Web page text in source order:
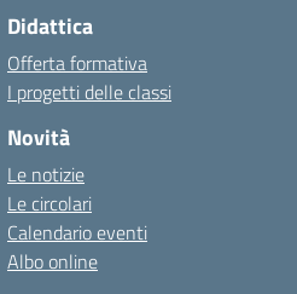
Didattica
Offerta formativa
I progetti delle classi
Novità
Le notizie
Le circolari
Calendario eventi
Albo online